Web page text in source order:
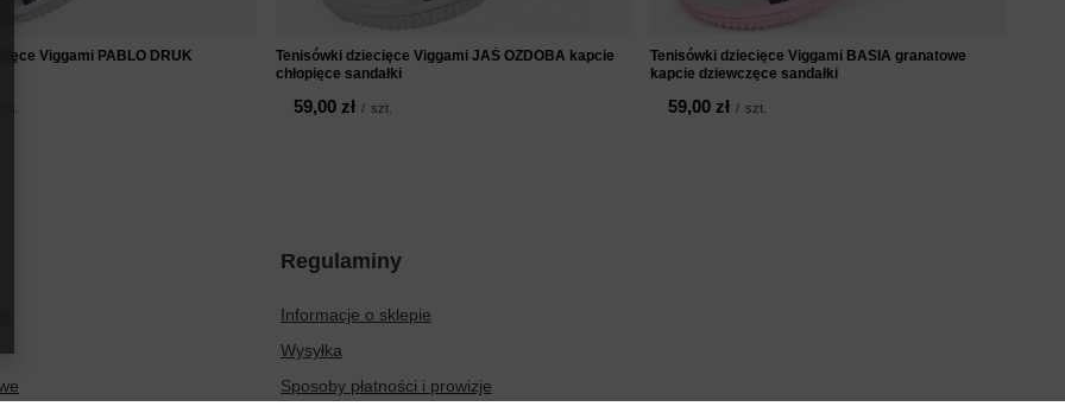
Viggami PABLO DRUK
Tenisówki dziecięce Viggami JAŚ OZDOBA kapcie
chłopięce sandałki
59,00 zł / szt.
Tenisówki dziecięce Viggami BASIA granatowe
kapcie dziewczęce sandałki
59,00 zł / szt.
Regulaminy
Informacje o sklepie
Wysyłka
Sposoby płatności i prowizje